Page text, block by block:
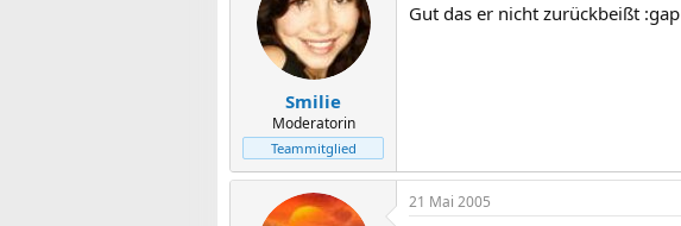
Smilie
Moderatorin
Teammitglied
Gut das er nicht zurückbeißt :gap
21 Mai 2005